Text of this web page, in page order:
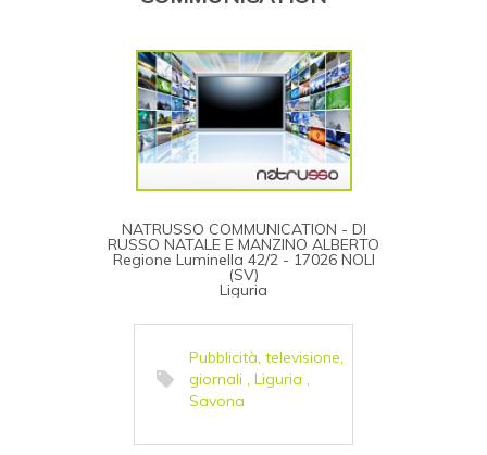
NATRUSSO COMMUNICATION - DI
RUSSO NATALE E MANZINO ALBERTO
Regione Luminella 42/2 - 17026 NOLI
(SV)
Liguria
Pubblicità, televisione,
giornali , Liguria ,
Savona